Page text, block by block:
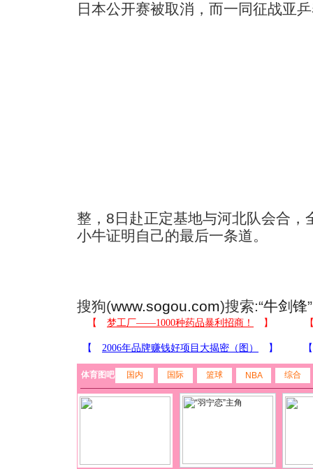
日本公开赛被取消，而一同征战亚
整，8日赴正定基地与河北队会合，
小牛证明自己的最后一条道。
搜狗(www.sogou.com)搜索:“牛剑锋
体育图吧 国内 国际 篮球 NBA 综合